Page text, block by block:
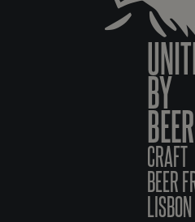
BY
BEER
CRAFT
BEER
LISBON